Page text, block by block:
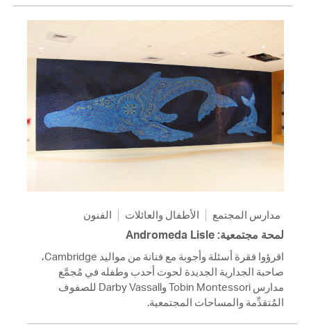
مدارس المجتمع الأطفال والعائلات الفنون
لمحة مجتمعية: Andromeda Lisle
اقرؤوا فقرة أسئلة وأجوبة مع فنانة من مواليد Cambridge،
صاحبة الجدارية الجديدة لحوت أحدب وطفله في مُجمَّع
مدارس Tobin Montessori وDarby Vassall للصفوف
المُتقدِّمة والمساحات المجتمعية.